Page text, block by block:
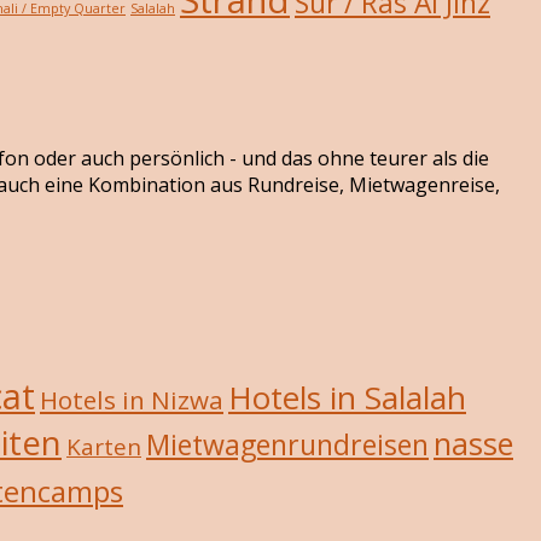
/ Empty Quarter Salalah
oder auch persönlich - und das ohne teurer als die
eine Kombination aus Rundreise, Mietwagenreise,
Hotels in Nizwa Hotels in Salalah
Karten Mietwagenrundreisen nasse